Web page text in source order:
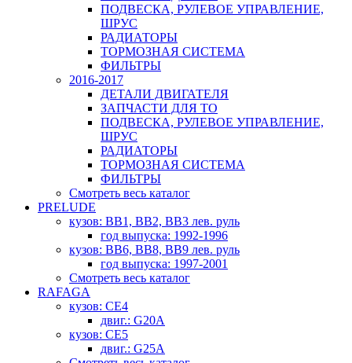
ПОДВЕСКА, РУЛЕВОЕ УПРАВЛЕНИЕ,
ШРУС
РАДИАТОРЫ
ТОРМОЗНАЯ СИСТЕМА
ФИЛЬТРЫ
2016-2017
ДЕТАЛИ ДВИГАТЕЛЯ
ЗАПЧАСТИ ДЛЯ ТО
ПОДВЕСКА, РУЛЕВОЕ УПРАВЛЕНИЕ,
ШРУС
РАДИАТОРЫ
ТОРМОЗНАЯ СИСТЕМА
ФИЛЬТРЫ
Смотреть весь каталог
PRELUDE
кузов: BB1, BB2, BB3 лев. руль
год выпуска: 1992-1996
кузов: BB6, BB8, BB9 лев. руль
год выпуска: 1997-2001
Смотреть весь каталог
RAFAGA
кузов: CE4
двиг.: G20A
кузов: CE5
двиг.: G25A